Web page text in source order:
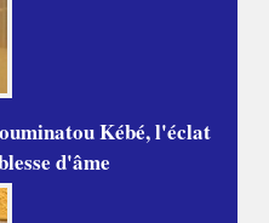
Kébé, l'éclat
d'âme